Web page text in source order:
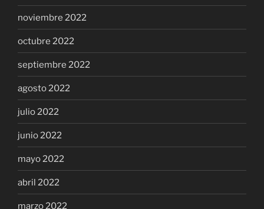
noviembre 2022
octubre 2022
septiembre 2022
agosto 2022
julio 2022
junio 2022
mayo 2022
abril 2022
marzo 2022